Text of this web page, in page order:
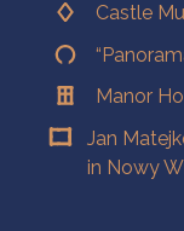
Castle
Manor
Jan
in Nowy